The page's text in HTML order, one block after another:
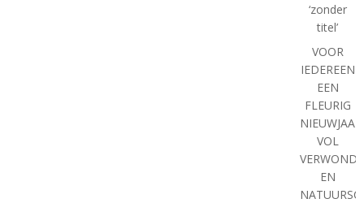
‘zonder
titel’
VOOR
IEDEREEN
EEN
FLEURIG
VOL
EN